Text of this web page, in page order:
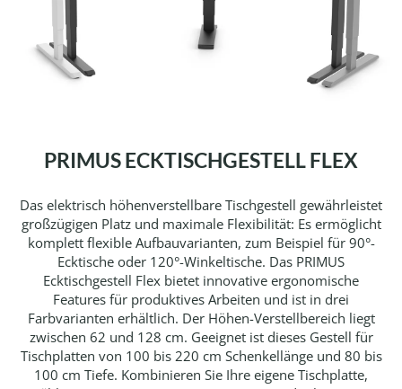
PRIMUS ECKTISCHGESTELL FLEX
Das elektrisch höhenverstellbare Tischgestell gewährleistet
großzügigen Platz und maximale Flexibilität: Es ermöglicht
komplett flexible Aufbauvarianten, zum Beispiel für 90°-
Ecktische oder 120°-Winkeltische. Das PRIMUS
Ecktischgestell Flex bietet innovative ergonomische
Features für produktives Arbeiten und ist in drei
Farbvarianten erhältlich. Der Höhen-Verstellbereich liegt
zwischen 62 und 128 cm. Geeignet ist dieses Gestell für
Tischplatten von 100 bis 220 cm Schenkellänge und 80 bis
100 cm Tiefe. Kombinieren Sie Ihre eigene Tischplatte,